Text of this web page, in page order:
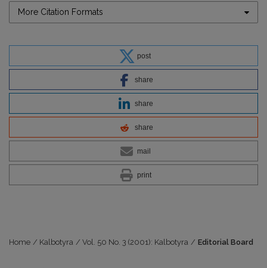
More Citation Formats
post
share
share
share
mail
print
Home / Kalbotyra / Vol. 50 No. 3 (2001): Kalbotyra / Editorial Board